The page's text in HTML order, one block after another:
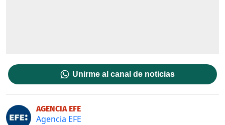
Unirme al canal de noticias
AGENCIA EFE
Agencia EFE